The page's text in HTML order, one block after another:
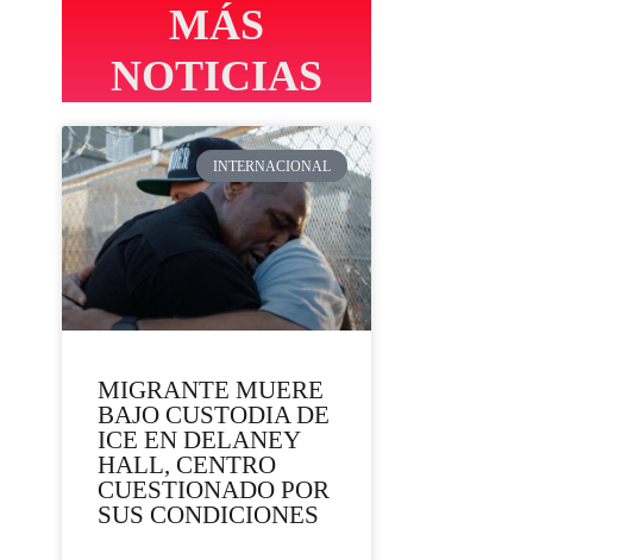
MÁS
NOTICIAS
INTERNACIONAL
MIGRANTE MUERE
BAJO CUSTODIA DE
ICE EN DELANEY
HALL, CENTRO
CUESTIONADO POR
SUS CONDICIONES